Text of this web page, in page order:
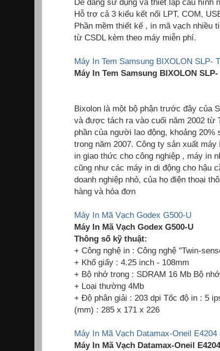
Hỗ trợ cả 3 kiểu kết nối LPT, COM,
Phần mềm thiết kế , in mã vạch nhiều
từ CSDL kèm theo máy miễn phí.
Máy In Tem Samsung BIXOLON SLP-
Máy In Tem Samsung BIXOLON SLP-
Bixolon là một bộ phận trước đây của
và được tách ra vào cuối năm 2002 từ
phần của người lao động, khoảng
trong năm 2007. Công ty sản xuất
in giao thức cho công nghiệp , máy in
cũng như các máy in di động cho hậu
doanh nghiệp nhỏ, của họ điện thoại
hàng và hóa đơn
Máy In Mã Vạch Godex G500-U
Máy In Mã Vạch Godex G500-U
Thông số kỹ thuật:
+ Công nghệ in : Công nghệ "Twin-
+ Khổ giấy : 4.25 inch - 108mm
+ Bộ nhớ trong : SDRAM 16 Mb Bộ
+ Loại thường 4Mb
+ Độ phân giải : 203 dpi Tốc độ in : 5
(mm) : 285 x 171 x 226
Máy In Mã Vạch Datamax-Oneil
Máy In Mã Vạch Datamax-Oneil